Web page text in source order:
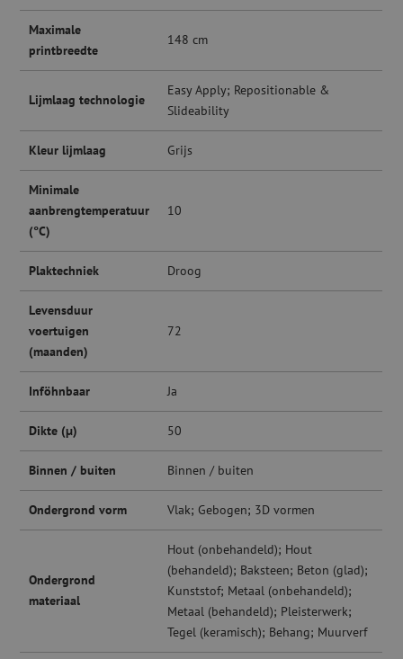
Maximale
printbreedte
148 cm
Lijmlaag technologie
Easy Apply; Repositionable &
Slideability
Kleur lijmlaag Grijs
Minimale
aanbrengtemperatuur
(°C)
10
Plaktechniek Droog
Levensduur
voertuigen
(maanden)
72
Inföhnbaar Ja
Dikte (µ) 50
Binnen / buiten Binnen / buiten
Ondergrond vorm Vlak; Gebogen; 3D vormen
Ondergrond
materiaal
Hout (onbehandeld); Hout
(behandeld); Baksteen; Beton (glad);
Kunststof; Metaal (onbehandeld);
Metaal (behandeld); Pleisterwerk;
Tegel (keramisch); Behang; Muurverf